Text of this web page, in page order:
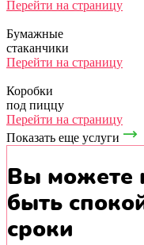
Перейти на страницу
Бумажные
стаканчики
Перейти на страницу
Коробки
под пиццу
Перейти на страницу
Показать еще услуги
Вы можете
быть
сроки